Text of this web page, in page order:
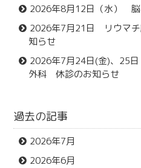
2026年8月12日（水）
2026年7月21日 リウマ
知らせ
2026年7月24日(金)、25
外科 休診のお知らせ
過去の記事
2026年7月
2026年6月